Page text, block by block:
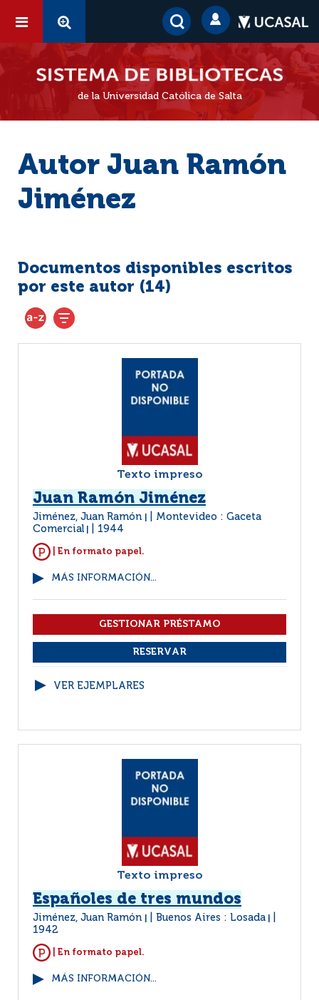
de la Universidad Católica de Salta
Autor Juan Ramón
Jiménez
Documentos disponibles escritos
por este autor (14)
Texto impreso
Juan Ramón Jiménez
Jiménez, Juan Ramón
Montevideo : Gaceta
Comercial
1944
| En formato papel.
MÁS INFORMACIÓN...
VER EJEMPLARES
Texto impreso
Españoles de tres mundos
Jiménez, Juan Ramón Buenos Aires : Losada
1942
| En formato papel.
MÁS INFORMACIÓN...